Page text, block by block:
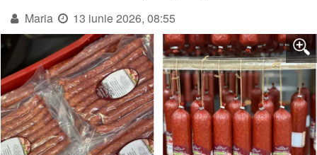
Maria 13 iunie 2026, 08:55